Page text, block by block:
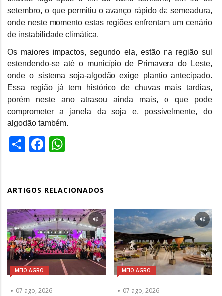
setembro, o que permitiu o avanço rápido da semeadura,
onde neste momento estas regiões enfrentam um cenário
de instabilidade climática.
Os maiores impactos, segundo ela, estão na região sul
estendendo-se até o município de Primavera do Leste,
onde o sistema soja-algodão exige plantio antecipado.
Essa região já tem histórico de chuvas mais tardias,
porém neste ano atrasou ainda mais, o que pode
comprometer a janela da soja e, possivelmente, do
algodão também.
ShareFacebook
ARTIGOS RELACIONADOS
MEIO AGRO
07 ago, 2026
MEIO AGRO
07 ago, 2026